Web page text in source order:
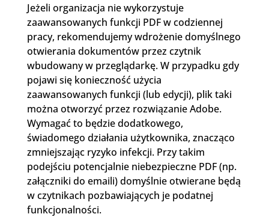
Jeżeli organizacja nie wykorzystuje
zaawansowanych funkcji PDF w codziennej
pracy, rekomendujemy wdrożenie domyślnego
otwierania dokumentów przez czytnik
wbudowany w przeglądarkę. W przypadku gdy
pojawi się konieczność użycia
zaawansowanych funkcji (lub edycji), plik taki
można otworzyć przez rozwiązanie Adobe.
Wymagać to będzie dodatkowego,
świadomego działania użytkownika, znacząco
zmniejszając ryzyko infekcji. Przy takim
podejściu potencjalnie niebezpieczne PDF (np.
załączniki do emaili) domyślnie otwierane będą
w czytnikach pozbawiających je podatnej
funkcjonalności.